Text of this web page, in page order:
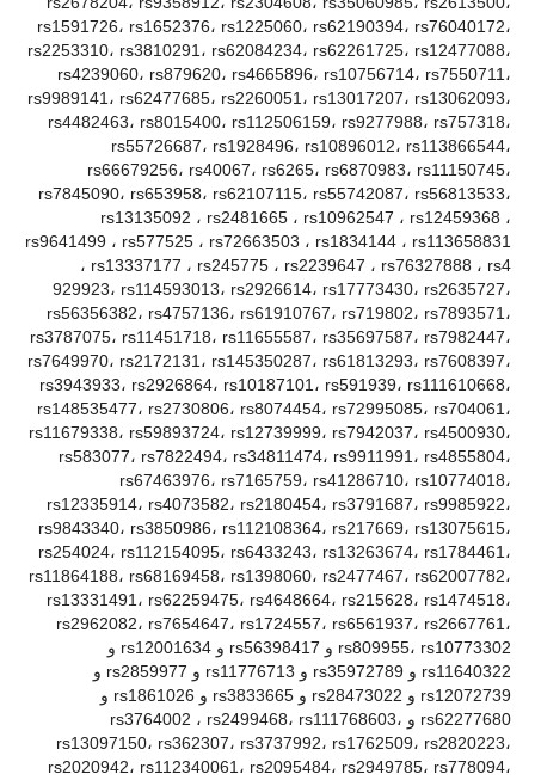
rs1591726، rs1652376، rs1225060، rs62190394، rs76040172،
rs2253310، rs3810291، rs62084234، rs62261725، rs12477088،
rs4239060، rs879620، rs4665896، rs10756714، rs7550711،
rs9989141، rs62477685، rs2260051، rs13017207، rs13062093،
rs4482463، rs8015400، rs112506159، rs9277988، rs757318،
rs55726687، rs1928496، rs10896012، rs113866544،
rs66679256، rs40067، rs6265، rs6870983، rs11150745،
rs7845090، rs653958، rs62107115، rs55742087، rs56813533،
rs13135092 ، rs2481665 ، rs10962547 ، rs12459368 ،
rs9641499 ، rs577525 ، rs72663503 ، rs1834144 ، rs113658831
، rs13337177 ، rs245775 ، rs2239647 ، rs76327888 ، rs4
929923، rs114593013، rs2926614، rs17773430، rs2635727،
rs56356382، rs4757136، rs61910767، rs719802، rs7893571،
rs3787075، rs11451718، rs11655587، rs35697587، rs7982447،
rs7649970، rs2172131، rs145350287، rs61813293، rs7608397،
rs3943933، rs2926864، rs10187101، rs591939، rs111610668،
rs148535477، rs2730806، rs8074454، rs72995085، rs704061،
rs11679338، rs59893724، rs12739999، rs7942037، rs4500930،
rs583077، rs7822494، rs34811474، rs9911991، rs4855804،
rs67463976، rs7165759، rs41286710، rs10774018،
rs12335914، rs4073582، rs2180454، rs3791687، rs9985922،
rs9843340، rs3850986، rs112108364، rs217669، rs13075615،
rs254024، rs112154095، rs6433243، rs13263674، rs1784461،
rs11864188، rs68169458، rs1398060، rs2477467، rs62007782،
rs13331491، rs62259475، rs4648664، rs215628، rs1474518،
rs2962082، rs7654647، rs1724557، rs6561937، rs2667761،
rs809955، rs10773302 و rs56398417 و rs12001634 و
rs11640322 و rs35972789 و rs11776713 و rs2859977 و
rs12072739 و rs28473022 و rs3833665 و rs1861026 و
rs62277680 و rs3764002 ، rs2499468، rs111768603،
rs13097150، rs362307، rs3737992، rs1762509، rs2820223،
rs2020942، rs112340061، rs2095484، rs2949785، rs778094،